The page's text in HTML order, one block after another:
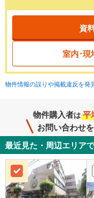
資
室内･現
物件情報の誤りや掲載違反を発
物件購入者は 平
お問い合わせ
最近見た・周辺エリア